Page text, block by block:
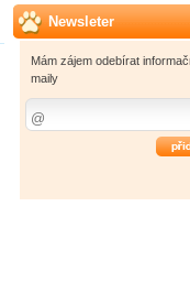
Newsleter
Mám zájem odebírat
maily